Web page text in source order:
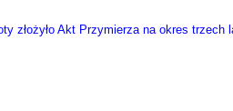
złożyło Akt Przymierza na okres trzech